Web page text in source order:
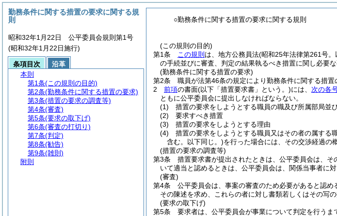
○勤務条件に関する措置の要求に関する規則
(この規則の目的)
第1条
この規則 は、地方公務員法(昭和25年法律第261号
の手続並びに審査、判定の結果執るべき措置に関し必要
(勤務条件に関する措置の要求)
第2条
職員が法第46条の規定により勤務条件に関する措置
2
前項の書面(以下「措置要求書」という。)には、 次の各
ともに公平委員会に提出しなければならない。
(1)
措置の要求をしようとする職員の職及び所属部局並
(2)
要求すべき措置
(3)
措置の要求をしようとする理由
(4)
措置の要求をしようとする職員又はその者の属する
含む。以下同じ。)を行った場合には、その交渉経過の
(措置の要求の調査等)
第3条
措置要求書が提出されたときは、公平委員会は、
いて適当と認めるときは、公平委員会は、関係当事者に
(審査)
第4条
公平委員会は、事案の審査のため必要があると認め
その陳述を求め、これらの者に対し書類若しくはその写
(要求の取下げ)
第5条
要求者は、公平委員会が事業について判定を行うま
勤務条件に関する措置の要求に関する規
則
昭和32年1月22日 公平委員会規則第1号
(昭和32年1月22日施行)
条項目次
沿革
本則
第1条(この規則の目的)
第2条(勤務条件に関する措置の要求)
第3条(措置の要求の調査等)
第4条(審査)
第5条(要求の取下げ)
第6条(審査の打切り)
第7条(判定)
第8条(勧告)
第9条(雑則)
附則